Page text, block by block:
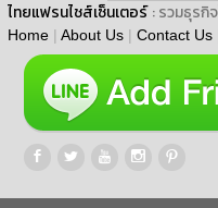
ไทยแฟรนไชส์เซ็นเตอร์ : รวมธุรกิ
Home | About Us | Contact Us